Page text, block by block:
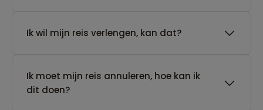
Ik wil mijn reis verlengen, kan dat?
Ik moet mijn reis annuleren, hoe kan ik
dit doen?